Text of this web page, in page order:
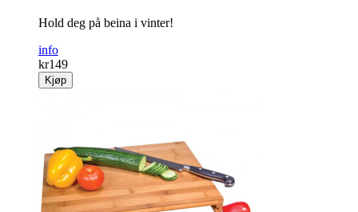
Hold deg på beina i vinter!
info
kr149
Kjøp